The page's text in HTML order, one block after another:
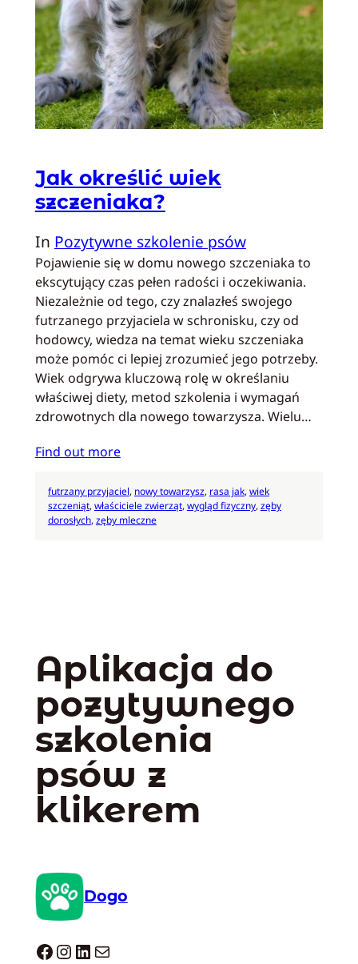
Jak określić wiek
szczeniaka?
In Pozytywne szkolenie psów
Pojawienie się w domu nowego szczeniaka to
ekscytujący czas pełen radości i oczekiwania.
Niezależnie od tego, czy znalazłeś swojego
futrzanego przyjaciela w schronisku, czy od
hodowcy, wiedza na temat wieku szczeniaka
może pomóc ci lepiej zrozumieć jego potrzeby.
Wiek odgrywa kluczową rolę w określaniu
właściwej diety, metod szkolenia i wymagań
zdrowotnych dla nowego towarzysza. Wielu…
Find out more
futrzany przyjaciel, nowy towarzysz, rasa jak, wiek
szczeniąt, właściciele zwierząt, wygląd fizyczny, zęby
dorosłych, zęby mleczne
Aplikacja do
pozytywnego
szkolenia
psów z
klikerem
Dogo
Dogo facebook InstagramLinkedIn Mail